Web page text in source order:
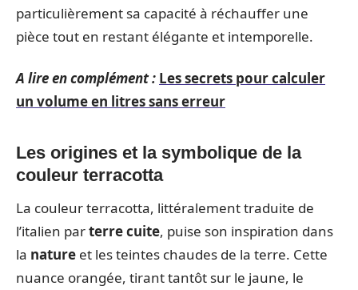
particulièrement sa capacité à réchauffer une
pièce tout en restant élégante et intemporelle.
A lire en complément : Les secrets pour calculer
un volume en litres sans erreur
Les origines et la symbolique de la
couleur terracotta
La couleur terracotta, littéralement traduite de
l’italien parterre cuite, puise son inspiration dans
la nature et les teintes chaudes de la terre. Cette
nuance orangée, tirant tantôt sur le jaune, le